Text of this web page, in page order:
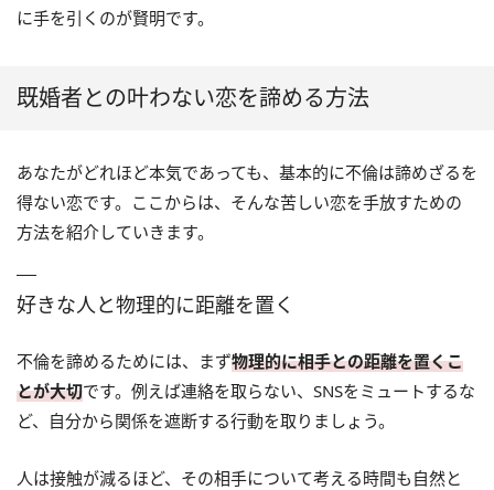
に手を引くのが賢明です。
既婚者との叶わない恋を諦める方法
あなたがどれほど本気であっても、基本的に不倫は諦めざるを
得ない恋です。ここからは、そんな苦しい恋を手放すための
方法を紹介していきます。
好きな人と物理的に距離を置く
不倫を諦めるためには、まず物理的に相手との距離を置くこ
とが大切です。例えば連絡を取らない、SNSをミュートするな
ど、自分から関係を遮断する行動を取りましょう。
人は接触が減るほど、その相手について考える時間も自然と